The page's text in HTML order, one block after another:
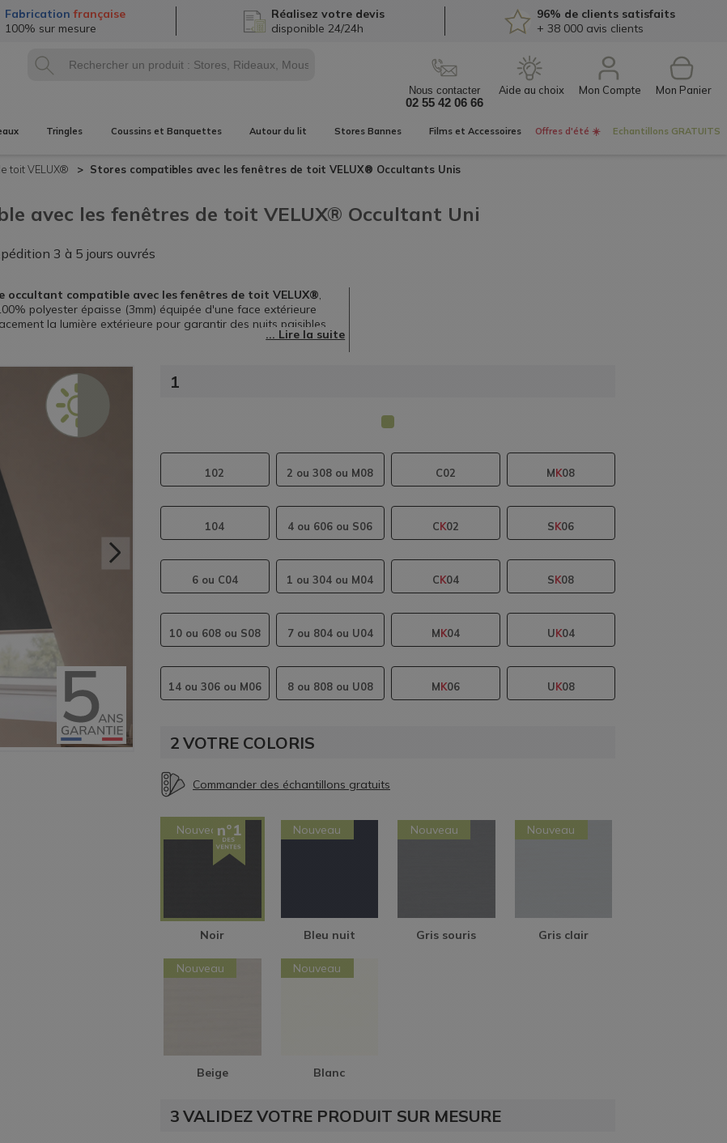
Fabrication française
100% sur mesure
Réalisezvotre devis
disponible 24/24h
96% de clients satisfaits
+ 38 000avis clients
Nous contacter
02 55 42 06 66
Mon Compte
Tringles Coussins et Banquettes Autour du lit Stores Bannes Films et Accessoires Offres d'été ☀️ Echantillons GRATUITS
toit VELUX® Stores compatibles avec les fenêtres de toit VELUX® Occultants Unis
avec les fenêtres de toit VELUX® Occultant Uni
3 à 5 jours ouvrés
occultant compatible avec les fenêtres de toit VELUX®,
polyester épaisse (3mm) équipée d'une face extérieure
la lumière extérieure pour garantir des nuits paisibles
les modèles VELUX® de type GGL, GPL, GHL, GEL, GXL et
moins cher que la marque d'origine.
1
102 2 ou308 ou M08 C02 MK08
104 4 ou 606 ou S06 CK02 SK06
6ou C04 1 ou304 ou M04 CK04 SK08
10ou 608ou S08 7ou 804ou U04 MK04 UK04
14ou 306ou M06 8ou 808ou U08 MK06 UK08
2 VOTRE COLORIS
Nouveau
Noir
Nouveau
Bleu nuit
Nouveau
Gris souris
Nouveau
Gris clair
Nouveau
Beige
Nouveau
Blanc
3 VALIDEZ VOTRE PRODUIT SUR MESURE